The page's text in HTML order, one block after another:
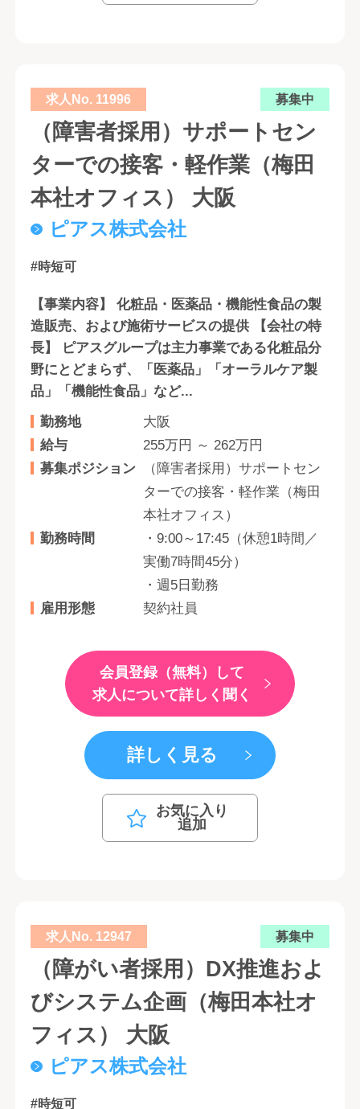
求人No. 11996 募集中
（障害者採用）サポートセン
ターでの接客・軽作業（梅田
本社オフィス） 大阪
ピアス株式会社
#時短可
【事業内容】 化粧品・医薬品・機能性食品の製
造販売、および施術サービスの提供 【会社の特
長】 ピアスグループは主力事業である化粧品分
野にとどまらず、「医薬品」「オーラルケア製
品」「機能性食品」など...
勤務地
大阪
給与
255万円 ～ 262万円
募集ポジション
（障害者採用）サポートセン
ターでの接客・軽作業（梅田
本社オフィス）
勤務時間
・9:00～17:45（休憩1時間／
実働7時間45分）
・週5日勤務
雇用形態
契約社員
会員登録（無料）して
求人について詳しく聞く
詳しく見る
お気に入り
追加
求人No. 12947 募集中
（障がい者採用）DX推進およ
びシステム企画（梅田本社オ
フィス） 大阪
ピアス株式会社
#時短可